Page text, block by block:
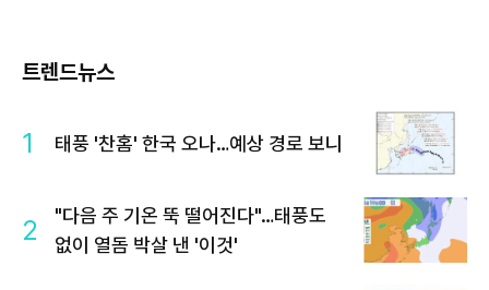
트렌드뉴스
1 태풍 '찬홈' 한국 오나…예상 경로 보니
2
"다음 주 기온 뚝 떨어진다"…태풍도
없이 열돔 박살 낸 '이것'